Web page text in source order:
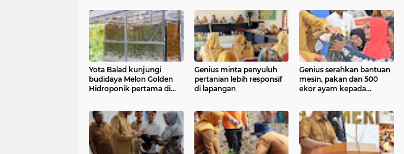
Yota Balad kunjungi
budidaya Melon Golden
Hidroponik pertama di
Genius minta penyuluh
pertanian lebih responsif
di lapangan
Genius serahkan bantuan
mesin, pakan dan 500
ekor ayam kepada